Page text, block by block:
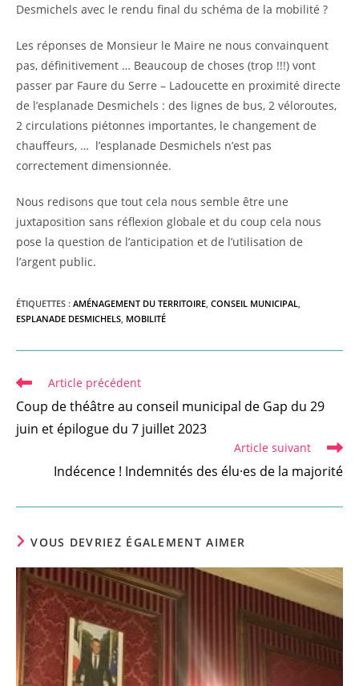
Desmichels avec le rendu final du schéma de la mobilité ?
Les réponses de Monsieur le Maire ne nous convainquent
pas, définitivement … Beaucoup de choses (trop !!!) vont
passer par Faure du Serre – Ladoucette en proximité directe
de l’esplanade Desmichels : des lignes de bus, 2 véloroutes,
2 circulations piétonnes importantes, le changement de
chauffeurs, … l’esplanade Desmichels n’est pas
correctement dimensionnée.
Nous redisons que tout cela nous semble être une
juxtaposition sans réflexion globale et du coup cela nous
pose la question de l’anticipation et de l’utilisation de
l’argent public.
ÉTIQUETTES : AMÉNAGEMENT DU TERRITOIRE CONSEIL MUNICIPAL
ESPLANADE DESMICHELS MOBILITÉ
Read
articles
Article précédent
Coup de théâtre au conseil municipal de Gap du 29
juin et épilogue du 7 juillet 2023
Article suivant
Indécence ! Indemnités des élu·es de la majorité
VOUS DEVRIEZ ÉGALEMENT AIMER